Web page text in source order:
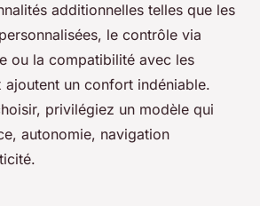
additionnelles telles que les
le contrôle via
ou la compatibilité avec les
ajoutent un confort indéniable.
privilégiez un modèle qui
autonomie, navigation